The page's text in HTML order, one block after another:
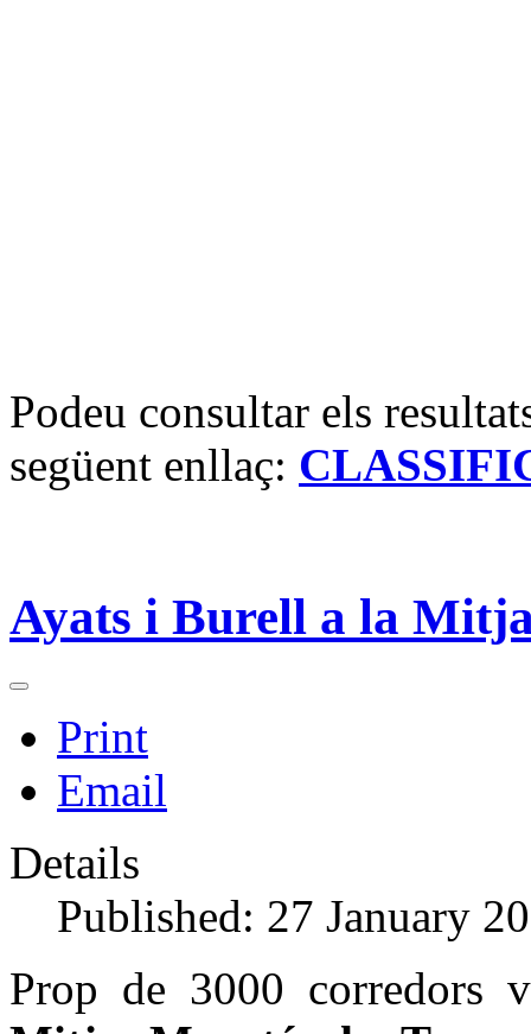
Podeu consultar els
següent enllaç:
Ayats i Burell a la
Print
Email
Details
Published: 27 January
Prop de 3000